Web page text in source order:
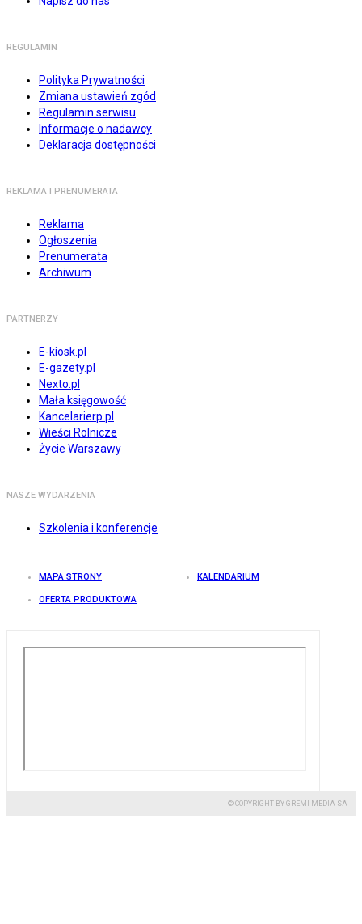
REGULAMIN
Polityka Prywatności
Zmiana ustawień zgód
Regulamin serwisu
Informacje o nadawcy
Deklaracja dostępności
REKLAMA I PRENUMERATA
Reklama
Ogłoszenia
Prenumerata
Archiwum
PARTNERZY
E-kiosk.pl
E-gazety.pl
Nexto.pl
Mała księgowość
Kancelarierp.pl
Wieści Rolnicze
Życie Warszawy
NASZE WYDARZENIA
Szkolenia i konferencje
MAPA STRONY KALENDARIUM
OFERTA PRODUKTOWA
© COPYRIGHT BY GREMI MEDIA SA